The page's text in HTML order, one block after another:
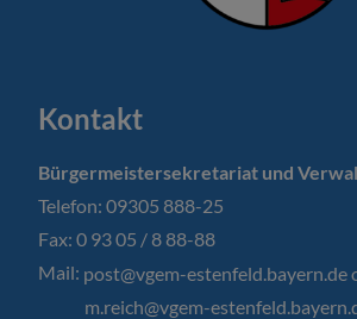
Kontakt
Bürgermeistersekretariat und
Telefon: 09305 888-25
Fax: 0 93 05 / 8 88-88
Mail: post@vgem-estenfeld.bayern.de
m.reich@vgem-